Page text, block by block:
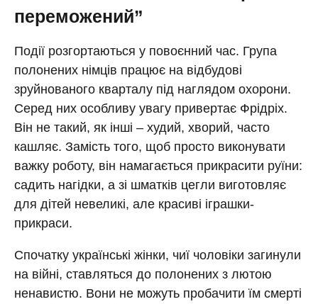
переможений”
Події розгортаються у повоєнний час. Група
полонених німців працює на відбудові
зруйнованого кварталу під наглядом охорони.
Серед них особливу увагу привертає Фрідріх.
Він не такий, як інші – худий, хворий, часто
кашляє. Замість того, щоб просто виконувати
важку роботу, він намагається прикрасити руїни:
садить нагідки, а зі шматків цегли виготовляє
для дітей невеликі, але красиві іграшки-
прикраси.
Спочатку українські жінки, чиї чоловіки загинули
на війні, ставляться до полонених з лютою
ненавистю. Вони не можуть пробачити їм смерті